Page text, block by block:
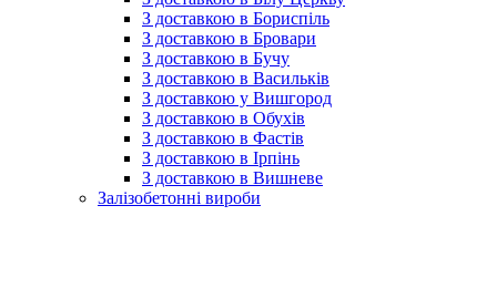
З доставкою в Бориспіль
З доставкою в Бровари
З доставкою в Бучу
З доставкою в Васильків
З доставкою у Вишгород
З доставкою в Обухів
З доставкою в Фастів
З доставкою в Ірпінь
З доставкою в Вишневе
Залізобетонні вироби